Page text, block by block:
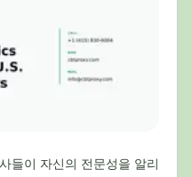
들이 자신의 전문성을 알리